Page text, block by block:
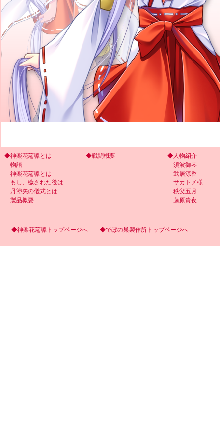
◆神楽花莚譚とは
物語
神楽花莚譚とは
もし、穢された後は…
丹塗矢の儀式とは…
製品概要
◆戦闘概要
◆人物紹介
須波御琴
武居涼香
サカトメ様
秩父五月
藤原貴夜
◆神楽花莚譚トップページへ ◆でぼの巣製作所トップページへ